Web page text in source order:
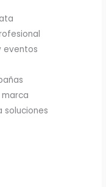
eventos